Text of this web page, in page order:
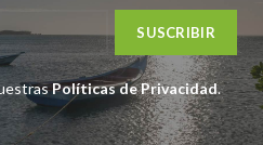
Políticas de Privacidad.